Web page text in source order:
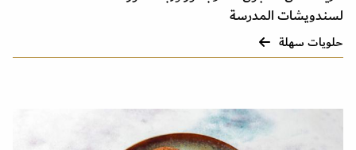
لسندويشات المدرسة
حلويات سهلة